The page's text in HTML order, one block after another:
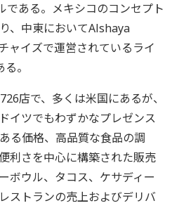
である。メキシコのコンセプト
、中東においてAlshaya
ャイズで運営されているライ
。
店で、多くは米国にあるが、
イツでもわずかなプレゼンス
る価格、高品質な食品の調
利さを中心に構築された販売
ボウル、タコス、ケサディー
ストランの売上およびデリバ